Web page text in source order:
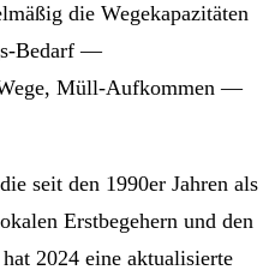
die Wegekapazitäten
Bedarf —
Müll-Aufkommen —
seit den 1990er Jahren als
Erstbegehern und den
2024 eine aktualisierte